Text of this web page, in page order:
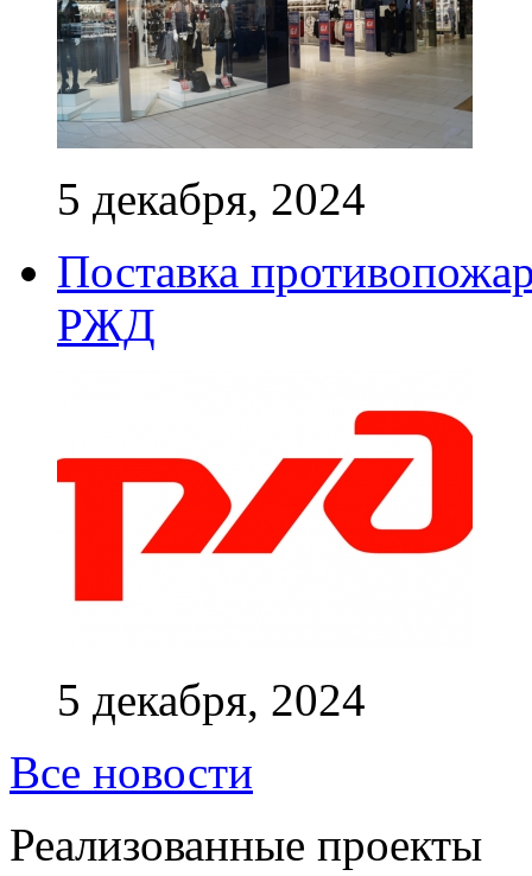
5 декабря, 2024
Поставка
РЖД
5 декабря, 2024
Все новости
Реализованные проекты